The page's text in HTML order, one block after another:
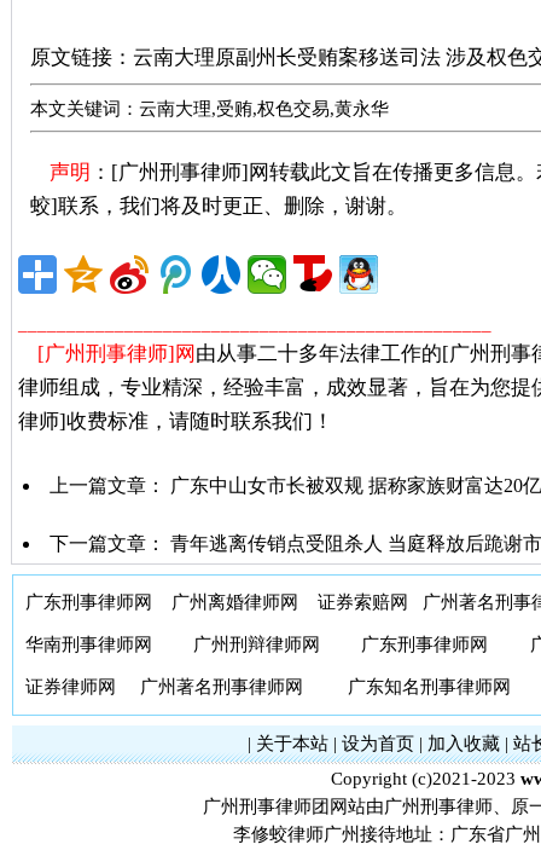
原文链接： 云南大理原副州长受贿案移送司法 涉及权色
本文关键词：云南大理,受贿,权色交易,黄永华
声明 ：[广州刑事律师]网转载此文旨在传播更多信息
蛟]联系，我们将及时更正、删除，谢谢。
[广州刑事律师]网 由从事二十多年法律工作的[广州刑
律师组成，专业精深，经验丰富，成效显著，旨在为您
律师]收费标准，请随时联系我们！
上一篇文章： 广东中山女市长被双规 据称家族财富达20亿
下一篇文章： 青年逃离传销点受阻杀人 当庭释放后跪谢
广东刑事律师网 广州离婚律师网 证券索赔网 广州著名刑事
华南刑事律师网 广州刑辩律师网 广东刑事律师网
证券律师网 广州著名刑事律师网 广东知名刑事律师网
| 关于本站| 设为首页| 加入收藏| 站
Copyright (c)2021-2023
广州刑事律师团网站由广州刑事律师、原
李修蛟律师广州接待地址：广东省广